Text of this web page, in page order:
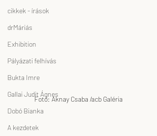
cikkek - írások
drMáriás
Exhibition
Pályázati felhívás
Bukta Imre
Gallai Judit Ágnes
Dobó Bianka
A kezdetek
Fotó: Aknay Csaba /acb Galéria